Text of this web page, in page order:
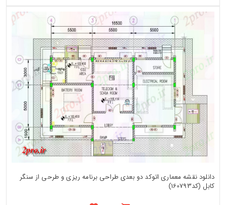
دانلود نقشه معماری اتوکد دو بعدی طراحی برنامه ریزی و طرحی از سنگر
کابل (کد160793)